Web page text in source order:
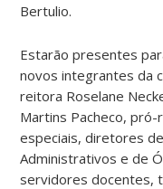
Bertulio.
Estarão presentes
novos integrantes da
reitora Roselane
Martins Pacheco,
especiais, diretores
Administrativos e de
servidores docentes,